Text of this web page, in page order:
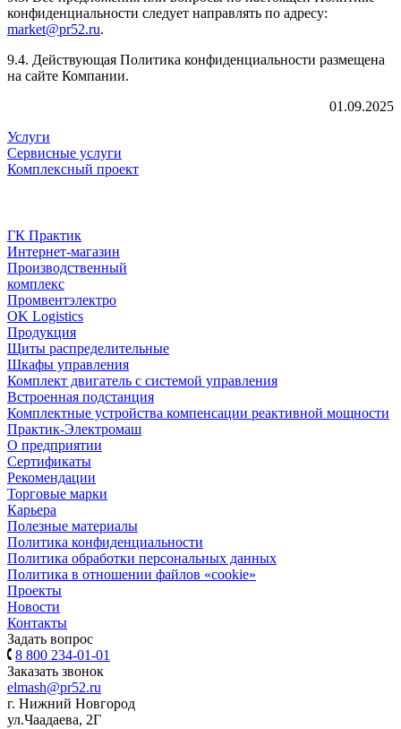
конфиденциальности следует направлять по адресу:
market@pr52.ru.
9.4. Действующая Политика конфиденциальности размещена
на сайте Компании.
01.09.2025
Услуги
Сервисные услуги
Комплексный проект
ГК Практик
Интернет-магазин
Производственный
комплекс
Промвентэлектро
OK Logistics
Продукция
Щиты распределительные
Шкафы управления
Комплект двигатель с системой управления
Встроенная подстанция
Комплектные устройства компенсации реактивной мощности
Практик-Электромаш
О предприятии
Сертификаты
Рекомендации
Торговые марки
Карьера
Полезные материалы
Политика конфиденциальности
Политика обработки персональных данных
Политика в отношении файлов «cookie»
Проекты
Новости
Контакты
Задать вопрос
8 800 234-01-01
Заказать звонок
elmash@pr52.ru
г. Нижний Новгород
ул.Чаадаева, 2Г